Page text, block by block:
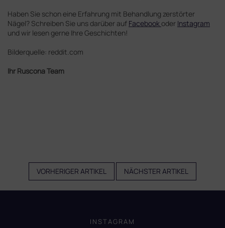
Haben Sie schon eine Erfahrung mit Behandlung zerstörter
Nägel? Schreiben Sie uns darüber auf Facebook oder Instagram
und wir lesen gerne Ihre Geschichten!
Bilderquelle: reddit.com
Ihr Ruscona Team
VORHERIGER ARTIKEL NÄCHSTER ARTIKEL
INSTAGRAM